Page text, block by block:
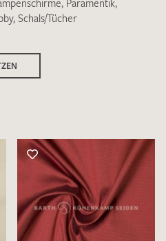
, Paramentik,
, Schals/Tücher